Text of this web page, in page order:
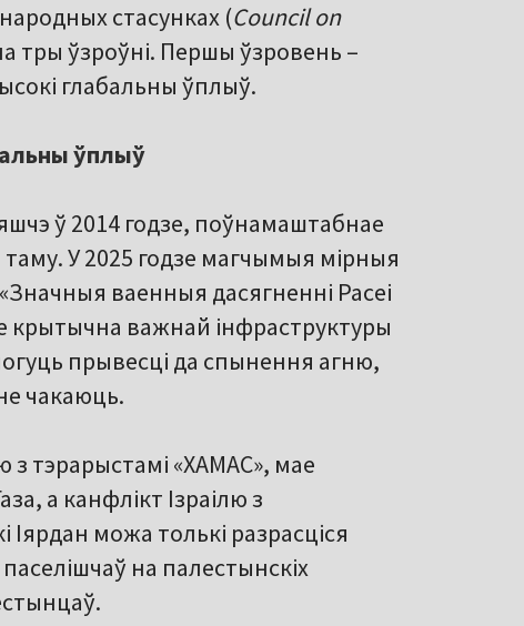
стасунках (Council on
тры ўзроўні. Першы ўзровень –
глабальны ўплыў.
ўплыў
ў 2014 годзе, поўнамаштабнае
У 2025 годзе магчымыя мірныя
ваенныя дасягненні Расеі
крытычна важнай інфраструктуры
прывесці да спынення агню,
чакаюць.
з тэрарыстамі «ХАМАС», мае
а канфлікт Ізраілю з
Іярдан можа толькі разрасціся
паселішчаў на палестынскіх